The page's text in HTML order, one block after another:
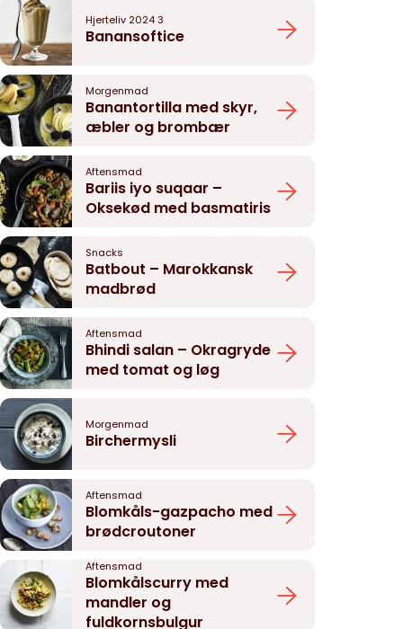
Hjerteliv 2024 3
Banansoftice
Morgenmad
Banantortilla med skyr,
æbler og brombær
Aftensmad
Bariis iyo suqaar –
Oksekød med basmatiris
Snacks
Batbout – Marokkansk
madbrød
Aftensmad
Bhindi salan – Okragryde
med tomat og løg
Morgenmad
Birchermysli
Aftensmad
Blomkåls-gazpacho med
brødcroutoner
Aftensmad
Blomkålscurry med
mandler og
fuldkornsbulgur